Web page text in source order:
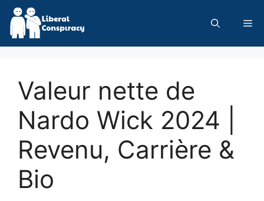
Skip
content
Valeur nette de
Nardo Wick 2024 |
Revenu, Carrière &
Bio